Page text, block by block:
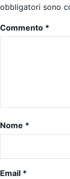
obbligatori sono
Commento *
Nome *
Email *